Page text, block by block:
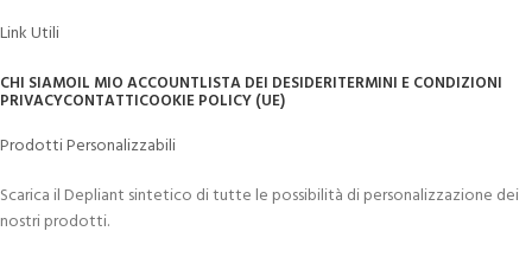
Link Utili
CHI SIAMOIL MIO ACCOUNTLISTA DEI DESIDERITERMINI E CONDIZIONI
PRIVACYCONTATTICOOKIE POLICY (UE)
Prodotti Personalizzabili
Scarica il Depliant sintetico di tutte le possibilità di personalizzazione dei
nostri prodotti.